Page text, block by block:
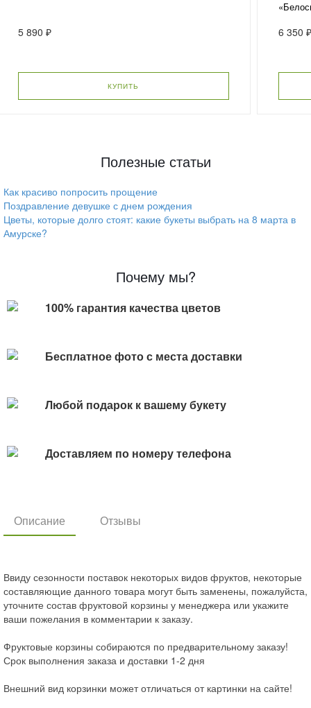
5 890 ₽
КУПИТЬ
6 350
Полезные статьи
Как красиво попросить прощение
Поздравление девушке с днем рождения
Цветы, которые долго стоят: какие букеты выбрать на 8 марта в
Амурске?
Почему мы?
100% гарантия качества цветов
Бесплатное фото с места доставки
Любой подарок к вашему букету
Доставляем по номеру телефона
Описание Отзывы
Ввиду сезонности поставок некоторых видов фруктов, некоторые
составляющие данного товара могут быть заменены, пожалуйста,
уточните состав фруктовой корзины у менеджера или укажите
ваши пожелания в комментарии к заказу.
Фруктовые корзины собираются по предварительному заказу!
Срок выполнения заказа и доставки 1-2 дня
Внешний вид корзинки может отличаться от картинки на сайте!